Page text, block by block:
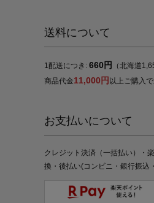
送料について
1配送につき: 660円
（北海道
商品代金11,000円 以上ご購入
お支払いについて
クレジット決済（一括払い）・
換・後払い(コンビニ・銀行振込